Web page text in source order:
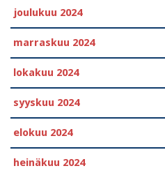
joulukuu 2024
marraskuu 2024
lokakuu 2024
syyskuu 2024
elokuu 2024
heinäkuu 2024